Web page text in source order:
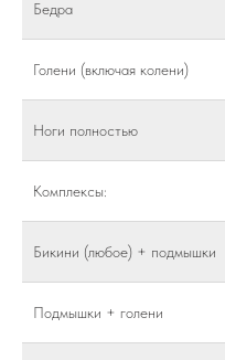
Бедра
Голени (включая колени)
Ноги полностью
Комплексы:
Бикини (любое) + подмышки
Подмышки + голени